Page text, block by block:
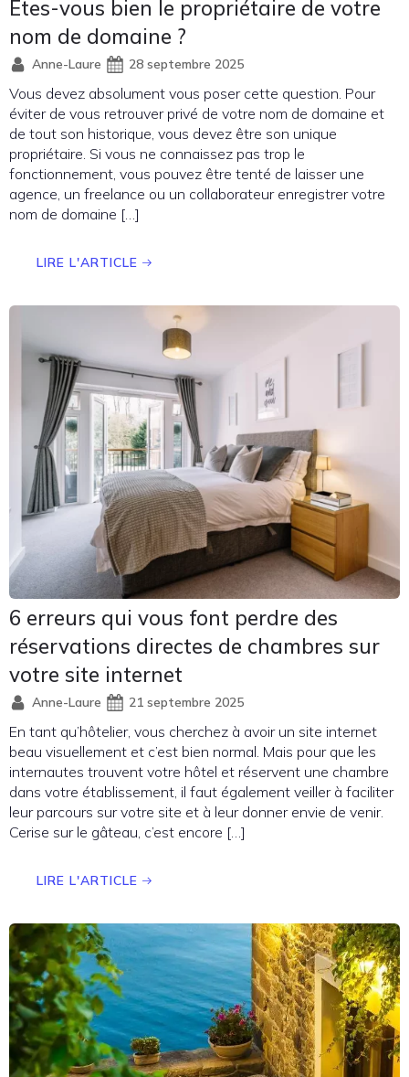
Etes-vous bien le propriétaire de votre
nom de domaine ?
Anne-Laure 28 septembre 2025
Vous devez absolument vous poser cette question. Pour
éviter de vous retrouver privé de votre nom de domaine et
de tout son historique, vous devez être son unique
propriétaire. Si vous ne connaissez pas trop le
fonctionnement, vous pouvez être tenté de laisser une
agence, un freelance ou un collaborateur enregistrer votre
nom de domaine […]
LIRE L'ARTICLE
6 erreurs qui vous font perdre des
réservations directes de chambres sur
votre site internet
Anne-Laure 21 septembre 2025
En tant qu’hôtelier, vous cherchez à avoir un site internet
beau visuellement et c’est bien normal. Mais pour que les
internautes trouvent votre hôtel et réservent une chambre
dans votre établissement, il faut également veiller à faciliter
leur parcours sur votre site et à leur donner envie de venir.
Cerise sur le gâteau, c’est encore […]
LIRE L'ARTICLE